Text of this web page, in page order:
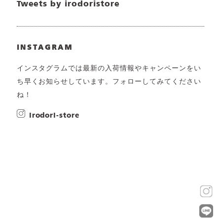
Tweets by irodoristore
INSTAGRAM
インスタグラムでは最新の入荷情報やキャンペーンをい
ち早くお知らせしています。フォローしてみてください
ね！
irodori-store